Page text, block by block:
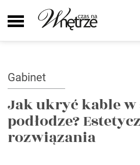
Gabinet
Jak ukryć kable
podłodze?
rozwiązania